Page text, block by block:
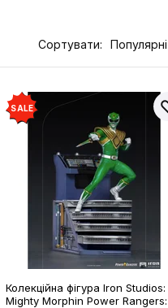
Сортувати: Популярні
SALE
Колекційна фігура Iron Studios:
Mighty Morphin Power Rangers: